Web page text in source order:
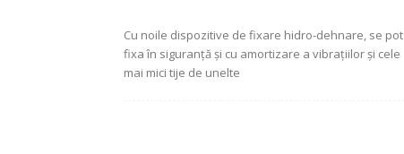
Cu noile dispozitive de fixare hidro-dehnare, se pot
fixa în siguranță și cu amortizare a vibrațiilor și cele
mai mici tije de unelte